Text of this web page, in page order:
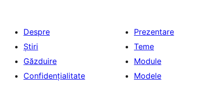
Despre
Știri
Găzduire
Confidențialitate
Prezentare
Teme
Module
Modele